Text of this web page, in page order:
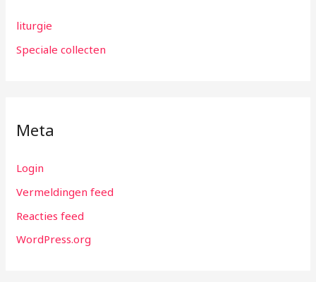
liturgie
Speciale collecten
Meta
Login
Vermeldingen feed
Reacties feed
WordPress.org